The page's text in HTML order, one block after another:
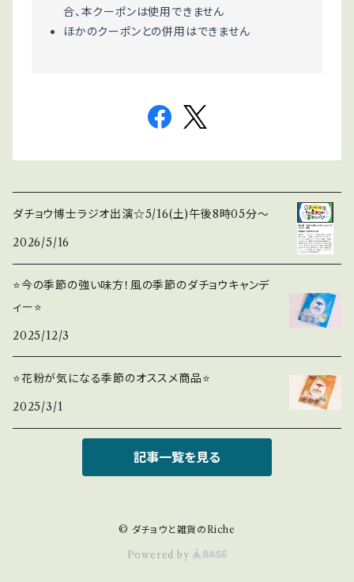
合、本クーポンは使用できません
ほかのクーポンとの併用はできません
ダチョウ博士ラジオ出演☆5/16(土)午後8時05分〜
2026/5/16
⭐️今の季節の強い味方！風の季節のダチョウキャンデ
ィー⭐️
2025/12/3
⭐️花粉が気になる季節のオススメ商品⭐️
2025/3/1
記事一覧を見る
© ダチョウと雑貨のRiche
Powered by